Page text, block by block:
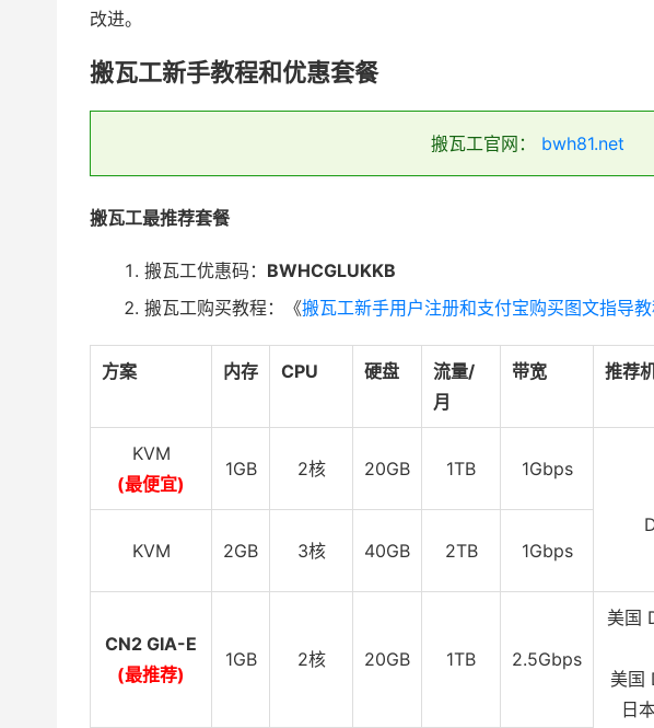
改进。
搬瓦工新手教程和优惠套餐
搬瓦工官网： bwh81.net
搬瓦工最推荐套餐
搬瓦工优惠码： BWHCGLUKKB
搬瓦工购买教程：《搬瓦工新手用户注册和支付宝购买图文指导
方案 内存 CPU 硬盘
流量/
月
带宽 推荐
KVM
(最便宜)
1GB 2核 20GB 1TB
1Gbps
KVM 2GB 3核 40GB 2TB 1Gbps
CN2 GIA-E
(最推荐)
1GB 2核 20GB 1TB 2.5Gbps
美国
美国
日